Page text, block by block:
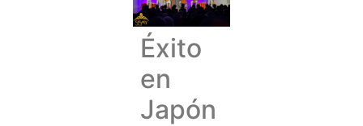
Éxito
en
Japón